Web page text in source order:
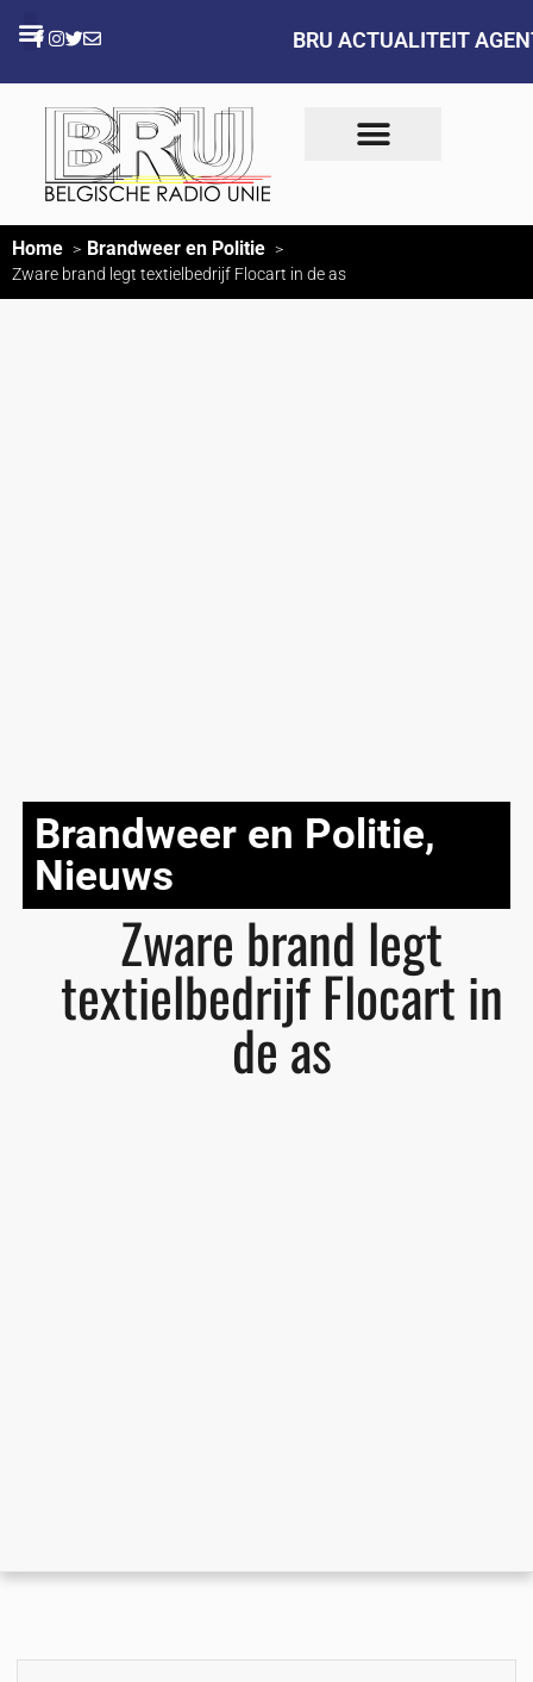
BRU ACTUALITEIT
Home Brandweer en Politie
Zware brand legt textielbedrijf Flocart in de as
Brandweer en Politie,
Nieuws
Zware brand legt
textielbedrijf Flocart in
de as